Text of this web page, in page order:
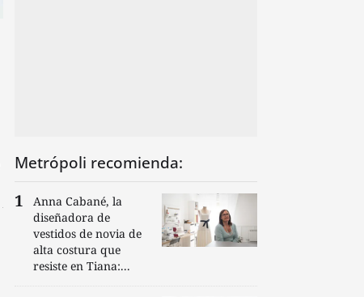
Metrópoli recomienda:
Anna Cabané, la
diseñadora de
vestidos de novia de
alta costura que
resiste en Tiana:...